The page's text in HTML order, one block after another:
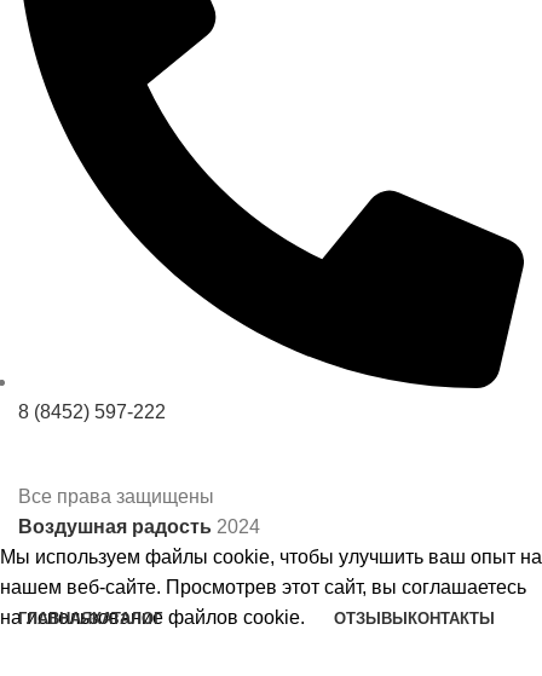
8 (8452) 597-222
Все права защищены
Воздушная радость 2024
ГЛАВНАЯКАТАЛОГ ОТЗЫВЫ КОНТАКТЫ
Мы используем файлы cookie, чтобы улучшить ваш опыт на
нашем веб-сайте. Просмотрев этот сайт, вы соглашаетесь
на использование файлов cookie.